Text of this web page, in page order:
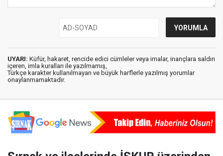
UYARI: Küfür, hakaret, rencide edici cümleler veya imalar, inançlara saldırı
içeren, imla kuralları ile yazılmamış,
Türkçe karakter kullanılmayan ve büyük harflerle yazılmış yorumlar
onaylanmamaktadır.